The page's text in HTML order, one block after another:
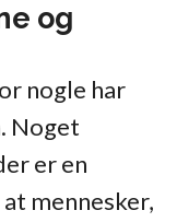
og
nogle har
Noget
er en
mennesker,